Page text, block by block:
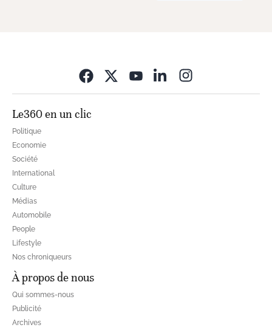
Le360 en un clic
Politique
Economie
Société
International
Culture
Médias
Automobile
People
Lifestyle
Nos chroniqueurs
À propos de nous
Qui sommes-nous
Publicité
Archives